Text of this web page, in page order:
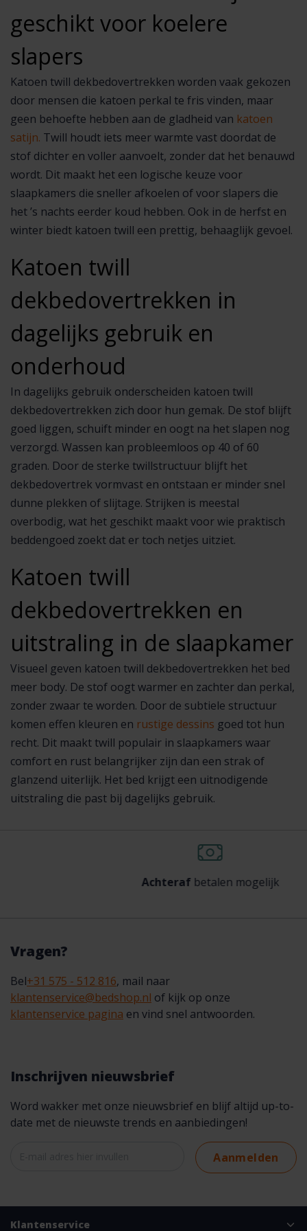
geschikt voor koelere
slapers
Katoen twill dekbedovertrekken worden vaak gekozen
door mensen die katoen perkal te fris vinden, maar
geen behoefte hebben aan de gladheid van katoen
satijn. Twill houdt iets meer warmte vast doordat de
stof dichter en voller aanvoelt, zonder dat het benauwd
wordt. Dit maakt het een logische keuze voor
slaapkamers die sneller afkoelen of voor slapers die
het ’s nachts eerder koud hebben. Ook in de herfst en
winter biedt katoen twill een prettig, behaaglijk gevoel.
Katoen twill
dekbedovertrekken in
dagelijks gebruik en
onderhoud
In dagelijks gebruik onderscheiden katoen twill
dekbedovertrekken zich door hun gemak. De stof blijft
goed liggen, schuift minder en oogt na het slapen nog
verzorgd. Wassen kan probleemloos op 40 of 60
graden. Door de sterke twillstructuur blijft het
dekbedovertrek vormvast en ontstaan er minder snel
dunne plekken of slijtage. Strijken is meestal
overbodig, wat het geschikt maakt voor wie praktisch
beddengoed zoekt dat er toch netjes uitziet.
Katoen twill
dekbedovertrekken en
uitstraling in de slaapkamer
Visueel geven katoen twill dekbedovertrekken het bed
meer body. De stof oogt warmer en zachter dan perkal,
zonder zwaar te worden. Door de subtiele structuur
komen effen kleuren en rustige dessins goed tot hun
recht. Dit maakt twill populair in slaapkamers waar
comfort en rust belangrijker zijn dan een strak of
glanzend uiterlijk. Het bed krijgt een uitnodigende
uitstraling die past bij dagelijks gebruik.
Achterafbetalen mogelijk
Vragen?
Bel+31 575 - 512 816, mail naar
klantenservice@bedshop.nl of kijk op onze
klantenservice pagina en vind snel antwoorden.
Inschrijven nieuwsbrief
Word wakker met onze nieuwsbrief en blijf altijd up-to-
date met de nieuwste trends en aanbiedingen!
Aanmelden
Klantenservice